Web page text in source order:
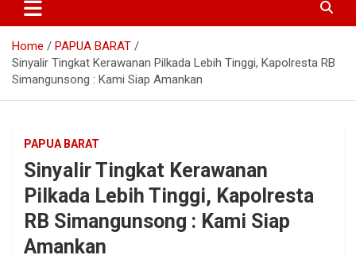
Home
PAPUA BARAT
Sinyalir Tingkat Kerawanan Pilkada Lebih Tinggi, Kapolresta RB
Simangunsong : Kami Siap Amankan
PAPUA BARAT
Sinyalir Tingkat Kerawanan
Pilkada Lebih Tinggi, Kapolresta
RB Simangunsong : Kami Siap
Amankan